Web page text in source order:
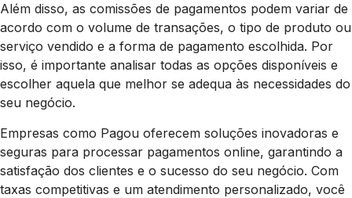
Além disso, as comissões de pagamentos podem variar de
acordo com o volume de transações, o tipo de produto ou
serviço vendido e a forma de pagamento escolhida. Por
isso, é importante analisar todas as opções disponíveis e
escolher aquela que melhor se adequa às necessidades do
seu negócio.
Empresas como Pagou oferecem soluções inovadoras e
seguras para processar pagamentos online, garantindo a
satisfação dos clientes e o sucesso do seu negócio. Com
taxas competitivas e um atendimento personalizado, você